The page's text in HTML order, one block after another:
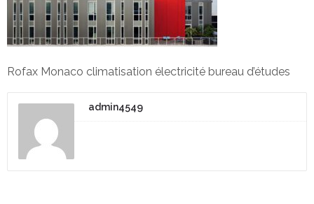
Rofax Monaco climatisation électricité bureau d’études
admin4549